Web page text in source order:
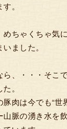
。
ちゃくちゃ気
ました。
、・・・そこ
。
肉は今でも“世
脈の湧き水を